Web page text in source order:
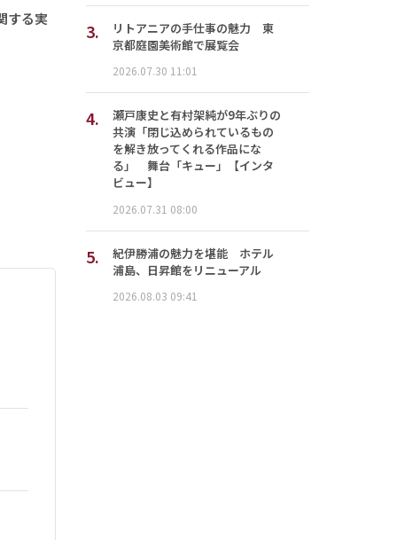
する実
3.
リトアニアの手仕事の魅力 東
京都庭園美術館で展覧会
2026.07.30 11:01
4.
瀬戸康史と有村架純が9年ぶりの
共演「閉じ込められているもの
を解き放ってくれる作品にな
る」 舞台「キュー」【インタ
ビュー】
2026.07.31 08:00
5.
紀伊勝浦の魅力を堪能 ホテル
浦島、日昇館をリニューアル
2026.08.03 09:41